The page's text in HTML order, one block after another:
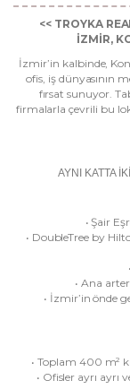
<< TROYKA
İZMİR,
İzmir’in kalbinde,
ofis, iş dünyasının
fırsat sunuyor.
firmalarla çevrili bu
AYNI KATTA
• Şair
• DoubleTree by
• Ana
• İzmir’in önde
• Toplam 400 m²
• Ofisler ayrı ayrı